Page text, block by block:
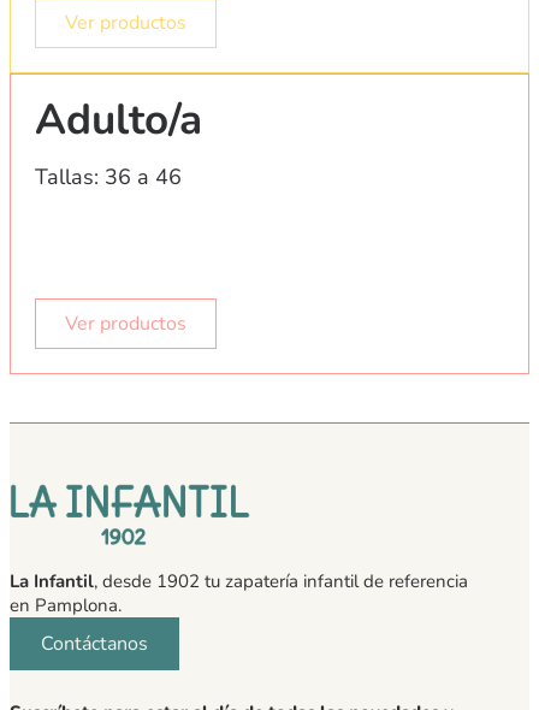
Ver productos
Adulto/a
Tallas: 36 a 46
Ver productos
La Infantil, desde 1902 tu zapatería infantil de referencia
en Pamplona.
Contáctanos